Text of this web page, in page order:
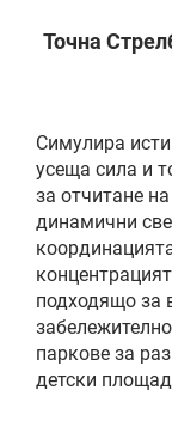
Точна
Симулира
усеща сила и
за отчитане
динамични
подходящо за
паркове за
детски